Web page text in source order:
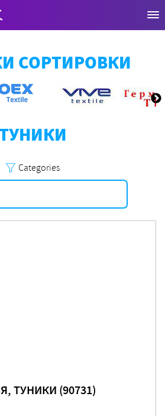
СОРТИРОВКИ
Categories
ТУНИКИ (90731)